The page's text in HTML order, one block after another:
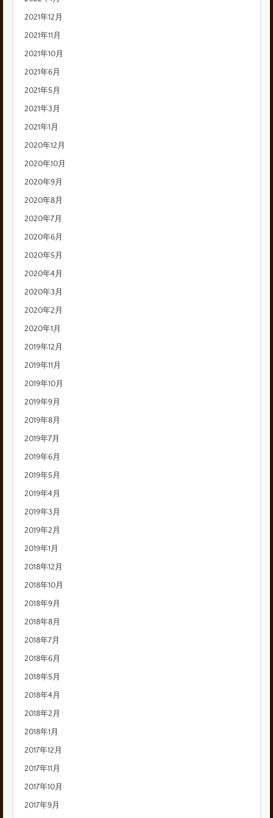
2021年12月
2021年11月
2021年10月
2021年6月
2021年5月
2021年3月
2021年1月
2020年12月
2020年10月
2020年9月
2020年8月
2020年7月
2020年6月
2020年5月
2020年4月
2020年3月
2020年2月
2020年1月
2019年12月
2019年11月
2019年10月
2019年9月
2019年8月
2019年7月
2019年6月
2019年5月
2019年4月
2019年3月
2019年2月
2019年1月
2018年12月
2018年10月
2018年9月
2018年8月
2018年7月
2018年6月
2018年5月
2018年4月
2018年2月
2018年1月
2017年12月
2017年11月
2017年10月
2017年9月